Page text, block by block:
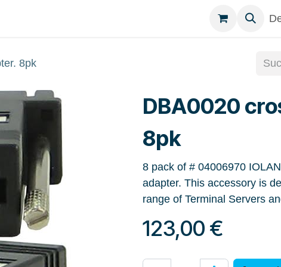
8pk
DBA0020
8pk
8 pack of # 04006970
adapter. This accessory is
range of Terminal Servers
123,00 €